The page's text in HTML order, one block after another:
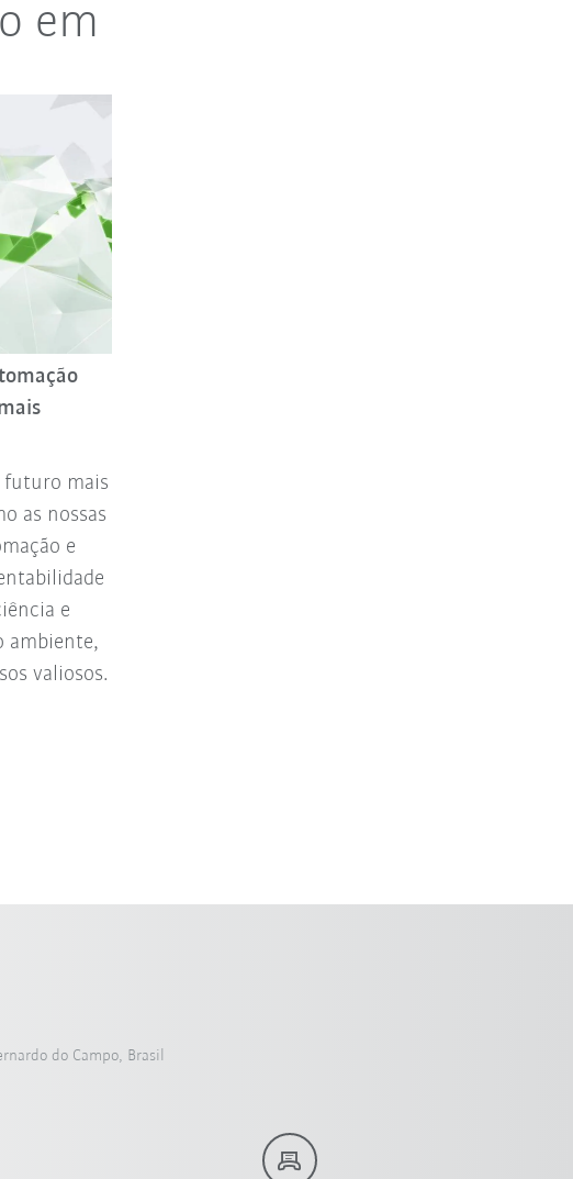
em
futuro mais
as nossas
e
e
ambiente,
valiosos.
do Campo, Brasil